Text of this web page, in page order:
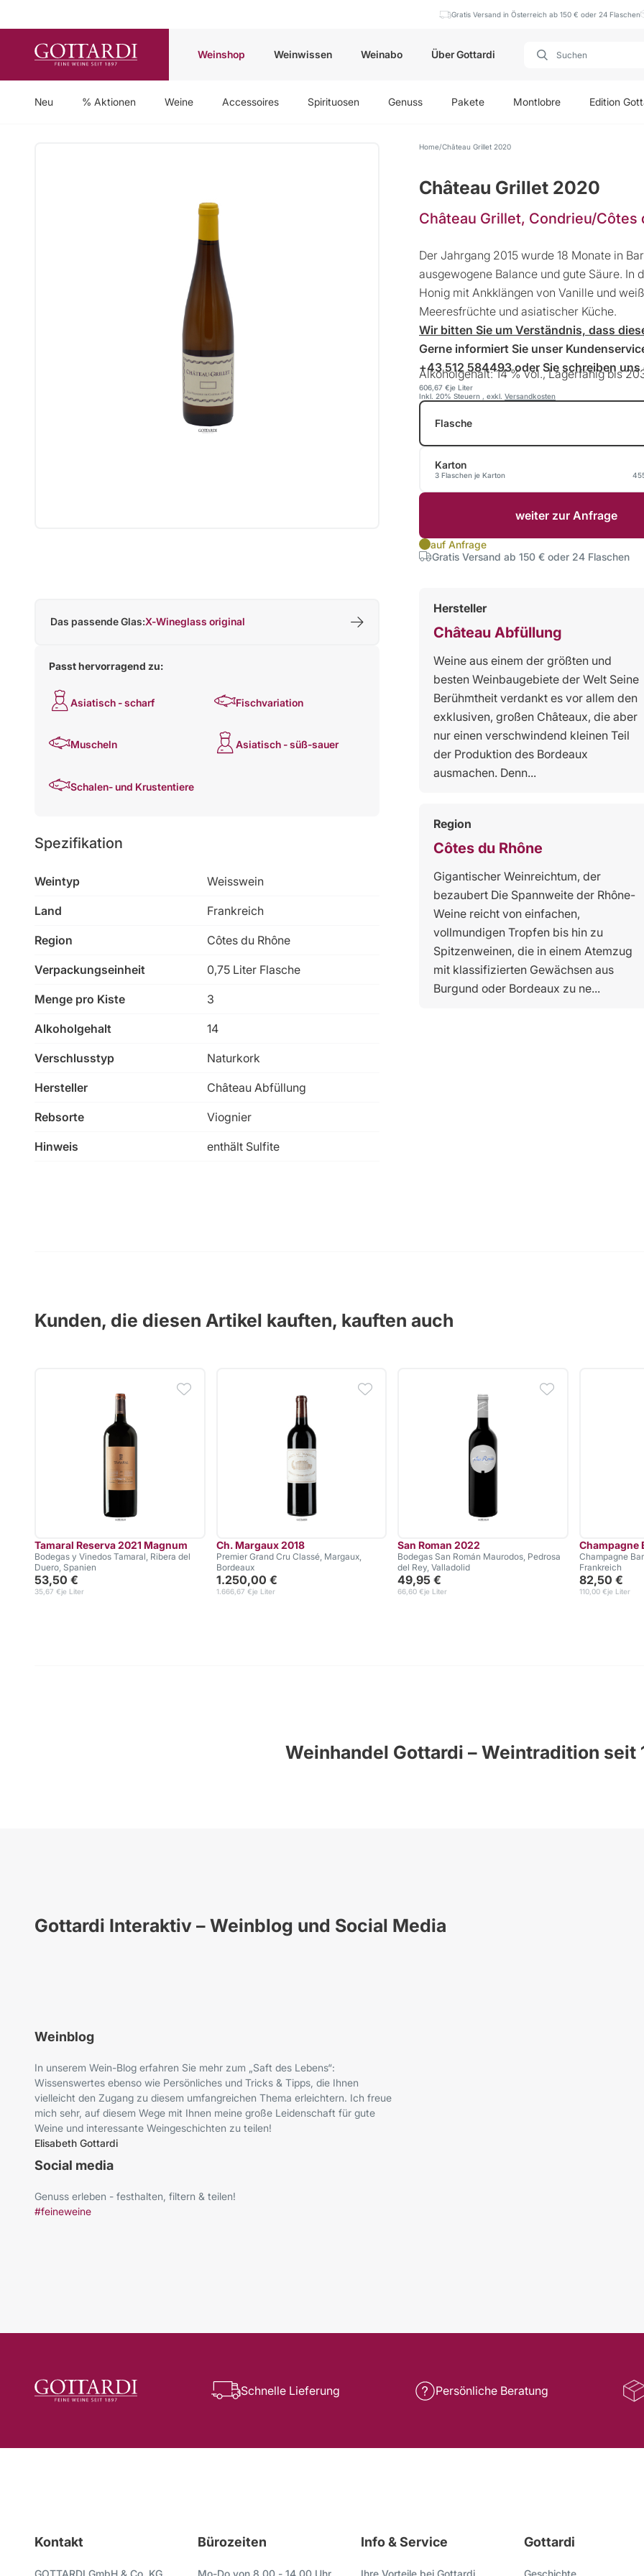
Gratis Versand in Österreich ab 150 € oder 24 Flaschen
Weinshop Weinwissen Weinabo Über Gottardi
Neu % Aktionen Weine Accessoires Spirituosen Genuss Pakete Montlobre Edition
Home Château Grillet 2020
Château Grillet 2020
Château Grillet, Condrieu/Côtes
Der Jahrgang 2015 wurde 18 Monate in
ausgewogene Balance und gute Säure. In
Honig mit Ankklängen von Vanille und
Meeresfrüchte und asiatischer Küche.
Wir bitten Sie um Verständnis, dass
Gerne informiert Sie unser
+43 512 584493 oder Sie schreiben
Alkoholgehalt: 14 % vol., Lagerfähig bis
je Liter
606,67 €
Inkl. 20% Steuern , exkl. Versandkosten
Flasche
Karton
3 Flaschen je Karton
weiter zur Anfrage
auf Anfrage
Gratis Versand ab 150 € oder 24 Flaschen
Hersteller
Château Abfüllung
Weine aus einem der größten und
besten Weinbaugebiete der Welt Seine
Berühmtheit verdankt es vor allem den
exklusiven, großen Châteaux, die aber
nur einen verschwindend kleinen Teil
der Produktion des Bordeaux
ausmachen. Denn...
Region
Côtes du Rhône
Gigantischer Weinreichtum, der
bezaubert Die Spannweite der Rhône-
Weine reicht von einfachen,
vollmundigen Tropfen bis hin zu
Spitzenweinen, die in einem Atemzug
mit klassifizierten Gewächsen aus
Burgund oder Bordeaux zu ne...
Das passende Glas:X-Wineglass original
Passt hervorragend zu:
Asiatisch - scharf Fischvariation
Muscheln Asiatisch - süß-sauer
Schalen- und Krustentiere
Spezifikation
Weintyp Weisswein
Land Frankreich
Region Côtes du Rhône
Verpackungseinheit 0,75 Liter Flasche
Menge pro Kiste 3
Alkoholgehalt 14
Verschlusstyp Naturkork
Hersteller Château Abfüllung
Rebsorte Viognier
Hinweis enthält Sulfite
Kunden, die diesen Artikel kauften, kauften auch
Tamaral Reserva 2021 Magnum
Bodegas y Vinedos Tamaral, Ribera del
Duero, Spanien
53,50 €
je Liter
35,67 €
Ch. Margaux 2018
Premier Grand Cru Classé, Margaux,
Bordeaux
1.250,00 €
je Liter
1.666,67 €
San Roman 2022
Bodegas San Román Maurodos, Pedrosa
del Rey, Valladolid
49,95 €
je Liter
66,60 €
Champagne
Champagne
Frankreich
82,50 €
je Liter
110,00 €
Weinhandel Gottardi – Weintradition seit
Gottardi Interaktiv – Weinblog und Social Media
Weinblog
In unserem Wein-Blog erfahren Sie mehr zum „Saft des Lebens“:
Wissenswertes ebenso wie Persönliches und Tricks & Tipps, die Ihnen
vielleicht den Zugang zu diesem umfangreichen Thema erleichtern. Ich freue
mich sehr, auf diesem Wege mit Ihnen meine große Leidenschaft für gute
Weine und interessante Weingeschichten zu teilen!
Elisabeth Gottardi
Social media
Genuss erleben - festhalten, filtern & teilen!
#feineweine
Schnelle Lieferung Persönliche Beratung
Kontakt
GOTTARDI GmbH & Co. KG
Bürozeiten
Mo-Do von 8.00 - 14.00 Uhr
Info & Service
Ihre Vorteile bei Gottardi
Gottardi
Geschichte